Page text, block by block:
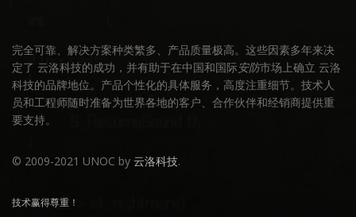
完全可靠、解决方案种类繁多、产品质量极高。这些因素多年来决
定了 云洛科技的成功，并有助于在中国和国际安防市场上确立 云洛
科技的品牌地位。产品个性化的具体服务，高度注重细节。技术人
员和工程师随时准备为世界各地的客户、合作伙伴和经销商提供重
要支持。
© 2009-2021 UNOC by 云洛科技.
技术赢得尊重！